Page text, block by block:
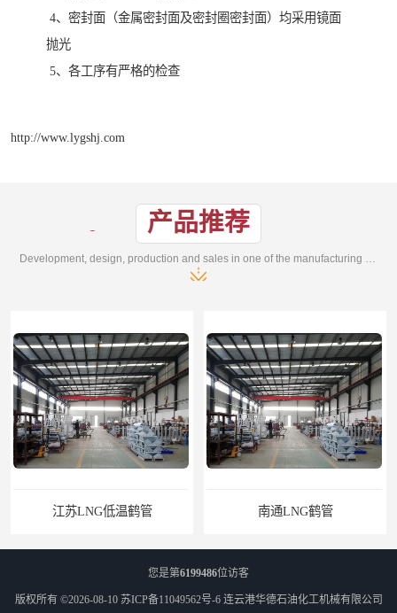
4、密封面（金属密封面及密封圈密封面）均采用镜面
抛光
5、各工序有严格的检查
http://www.lygshj.com
产品推荐
江苏LNG低温鹤管 南通LNG鹤管
您是第6199486位访客
版权所有 ©2026-08-10 苏ICP备11049562号-6 连云港华德石油化工机械有限公司